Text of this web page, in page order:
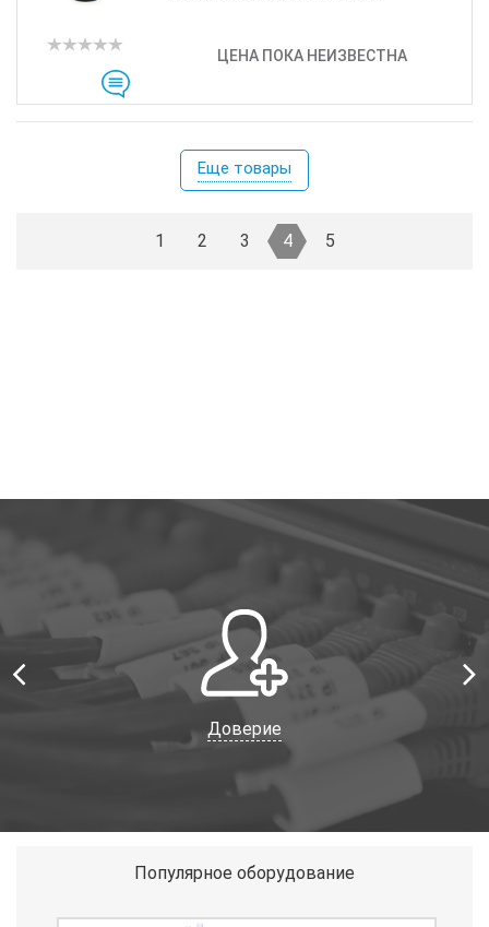
ЦЕНА ПОКА НЕИЗВЕСТНА
Еще товары
1 2 3 4 5
Доверие
Популярное оборудование